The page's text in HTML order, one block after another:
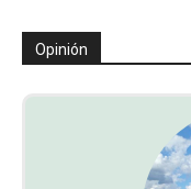
Opinión